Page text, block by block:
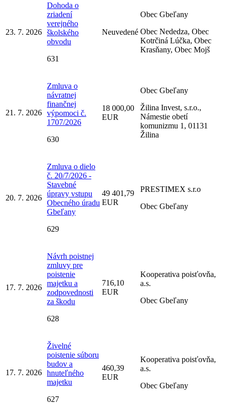
23. 7. 2026
Dohoda o
zriadení
verejného
školského
obvodu
631
Neuvedené
Obec Gbeľany
Obec Nededza, Obec
Kotrčiná Lúčka, Obec
Krasňany, Obec Mojš
21. 7. 2026
Zmluva o
návratnej
finančnej
výpomoci č.
1707/2026
630
18 000,00
EUR
Obec Gbeľany
Žilina Invest, s.r.o.,
Námestie obetí
komunizmu 1, 01131
Žilina
20. 7. 2026
Zmluva o dielo
č. 20/7/2026 -
Stavebné
úpravy vstupu
Obecného úradu
Gbeľany
629
49 401,79
EUR
PRESTIMEX s.r.o
Obec Gbeľany
17. 7. 2026
Návrh poistnej
zmluvy pre
poistenie
majetku a
zodpovednosti
za škodu
628
716,10
EUR
Kooperativa poisťovňa,
a.s.
Obec Gbeľany
17. 7. 2026
Živelné
poistenie súboru
budov a
hnuteľného
majetku
627
460,39
EUR
Kooperativa poisťovňa,
a.s.
Obec Gbeľany